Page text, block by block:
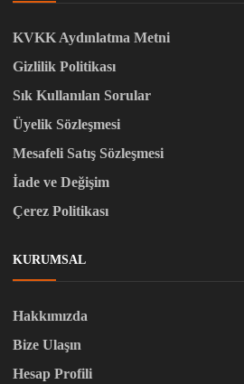
KVKK Aydınlatma Metni
Gizlilik Politikası
Sık Kullanılan Sorular
Üyelik Sözleşmesi
Mesafeli Satış Sözleşmesi
İade ve Değişim
Çerez Politikası
KURUMSAL
Hakkımızda
Bize Ulaşın
Hesap Profili